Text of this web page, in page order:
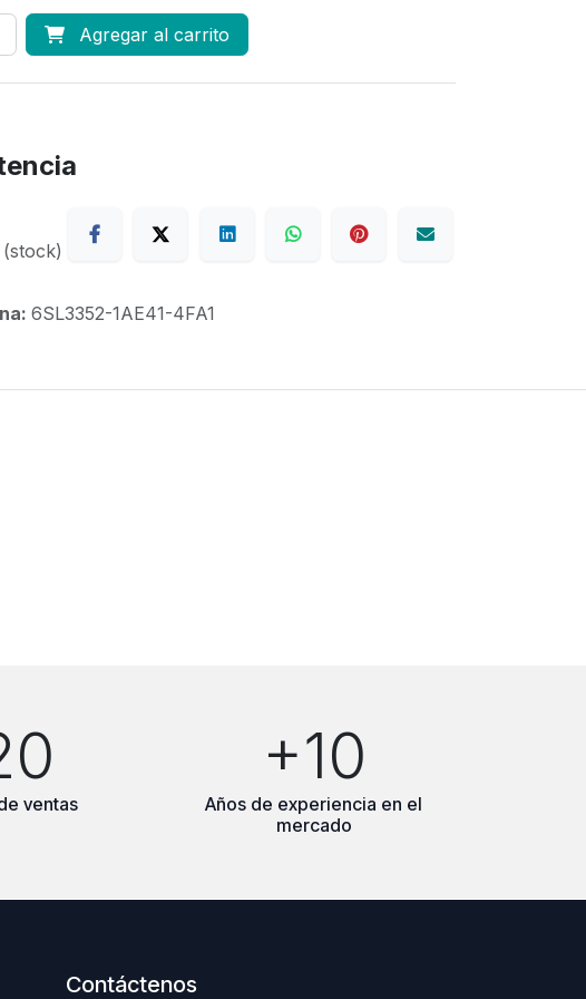
Agregar al carrito
6SL3352-1AE41-4FA1
ventas
+10
Años de experiencia en el
mercado
Contáctenos